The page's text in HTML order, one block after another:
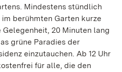
Mindestens stündlich
berühmten Garten kurze
20 Minuten lang
grüne Paradies der
einzutauchen. Ab 12 Uhr
für alle, die den